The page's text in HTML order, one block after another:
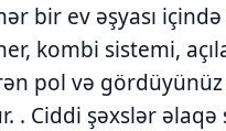
bir ev əşyası
kombi sistemi,
pol və
. Ciddi şəxslər